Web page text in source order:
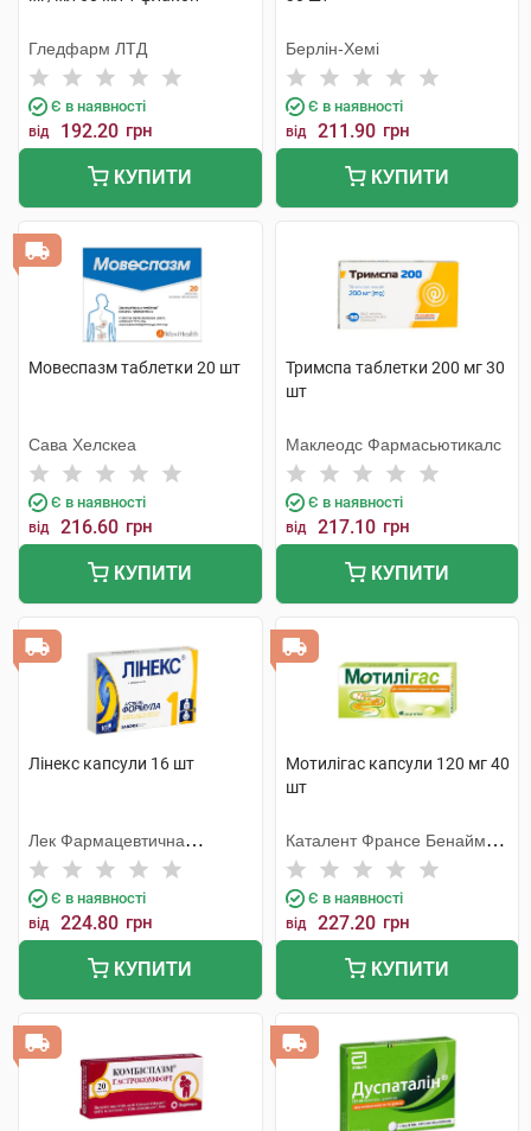
Гледфарм ЛТД
Є в наявності
від 192.20 грн
КУПИТИ
Берлін-Хемі
Є в наявності
від 211.90 грн
КУПИТИ
Мовеспазм таблетки 20 шт
Сава Хелскеа
Є в наявності
від 216.60 грн
КУПИТИ
Тримспа таблетки 200 мг 30
шт
Маклеодс Фармасьютикалс
Є в наявності
від 217.10 грн
КУПИТИ
Лінекс капсули 16 шт
Лек Фармацевтична
компанія
Є в наявності
від 224.80 грн
КУПИТИ
Мотилігас капсули 120 мг 40
шт
Каталент Франсе Бенайм
СА
Є в наявності
від 227.20 грн
КУПИТИ